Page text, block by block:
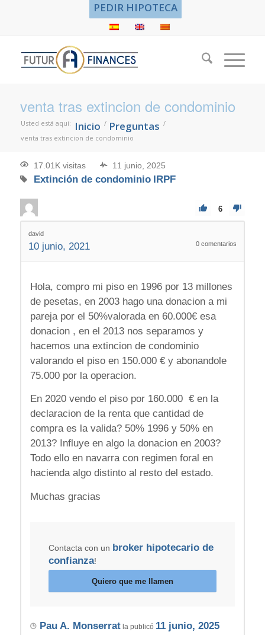
PEDIR HIPOTECA
venta tras extincion de condominio
Usted está aquí: Inicio / Preguntas /
venta tras extincion de condominio
17.01K visitas 11 junio, 2025
Extinción de condominio IRPF
6
david
10 junio, 2021 0 comentarios
Hola, compro mi piso en 1996 por 13 millones
de pesetas, en 2003 hago una donacion a mi
pareja por el 50%valorada en 60.000€ esa
donacion , en el 2013 nos separamos y
hacemos una extincion de condominio
valorando el piso en 150.000 € y abonandole
75.000 por la operacion.
En 2020 vendo el piso por 160.000 € en la
declaracion de la renta que cantidad de
compra es la valida? 50% 1996 y 50% en
2013? Influye en algo la donacion en 2003?
Todo ello en navarra con regimen foral en
hacienda algo distinto al resto del estado.
Muchas gracias
Contacta con un broker hipotecario de
confianza!
Quiero que me llamen
Pau A. Monserratla publicó 11 junio, 2025